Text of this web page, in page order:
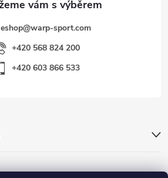
eshop@warp-sport.com
+420 568 824 200
+420 603 866 533